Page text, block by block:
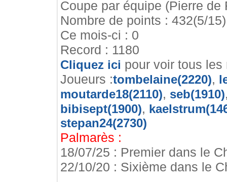
Coupe par équipe (Pierre de
Nombre de points : 432(5/15)
Ce mois-ci : 0
Record : 1180
Cliquez ici pour voir tous
Joueurs :tombelaine(2220),
moutarde18(2110), seb(1910)
bibisept(1900),
stepan24(2730)
Palmarès :
18/07/25 : Premier dans le
22/10/20 : Sixième dans le